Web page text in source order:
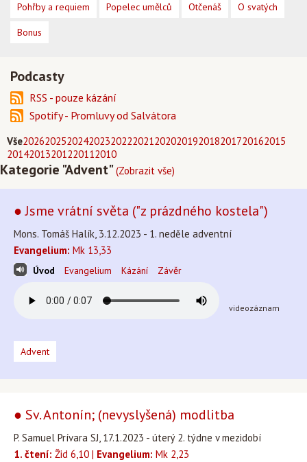
Vše202620252024202320222021202020192018201720162015
20142013201220112010
Kategorie "Advent"(Zobrazit vše)
● Jsme vrátní světa ("z prázdného kostela")
Mons. Tomáš Halík, 3.12.2023 - 1. neděle adventní
Evangelium: Mk 13,33
Úvod Evangelium Kázání Závěr
videozáznam
Advent
● Sv. Antonín; (nevyslyšená) modlitba
P. Samuel Prívara SJ, 17.1.2023 - úterý 2. týdne v mezidobí
1. čtení: Žid 6,10 | Evangelium: Mk 2,23
Pohřby a requiem Popelec umělců Otčenáš O svatých
Bonus
Podcasty
RSS - pouze kázání
Spotify - Promluvy od Salvátora